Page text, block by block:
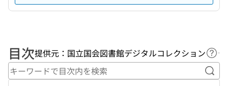
目次提供元：国立国会図書館デジタルコレクション ヘ
キ